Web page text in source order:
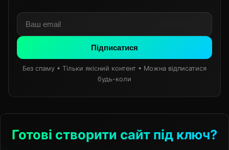
Підписатися
Без спаму • Тільки якісний контент • Можна відписатися
будь-коли
Готові створити сайт під ключ?